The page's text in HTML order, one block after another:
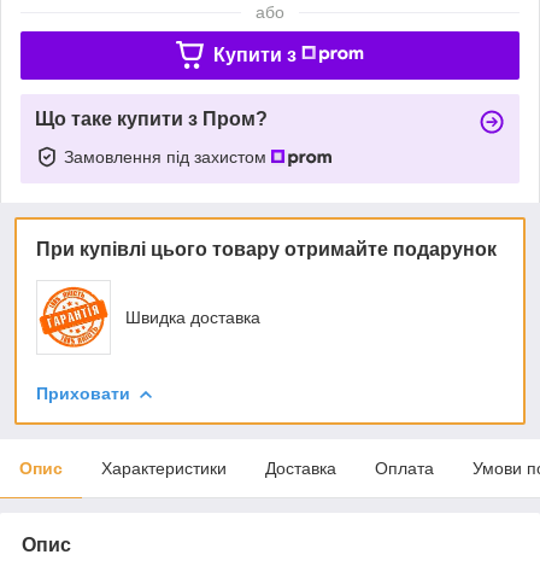
або
Купити з
Що таке купити з Пром?
Замовлення під захистом
При купівлі цього товару отримайте подарунок
Швидка доставка
Приховати
Опис Характеристики Доставка Оплата Умови
Опис